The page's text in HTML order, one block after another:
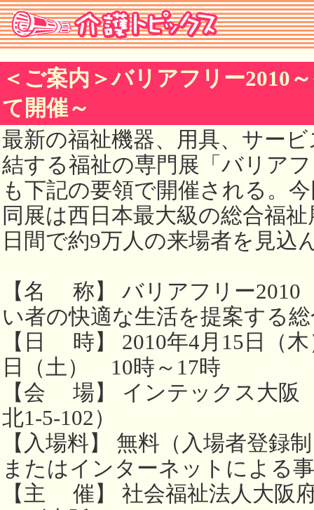
＜ご案内＞バリアフリー2010
て開催～
最新の福祉機器、用具、サー
結する福祉の専門展「バリア
も下記の要領で開催される。
同展は西日本最大級の総合福
日間で約9万人の来場者を見込
【名 称】 バリアフリー2010
い者の快適な生活を提案する
【日 時】 2010年4月15日（
日（土） 10時～17時
【会 場】 インテックス大阪
北1-5-102）
【入場料】 無料（入場者登録
またはインターネットによる
【主 催】 社会福祉法人大阪